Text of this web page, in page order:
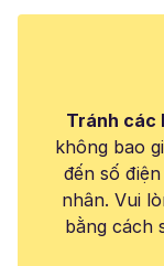
Tránh các
không bao
đến số
nhân. Vui
bằng cách